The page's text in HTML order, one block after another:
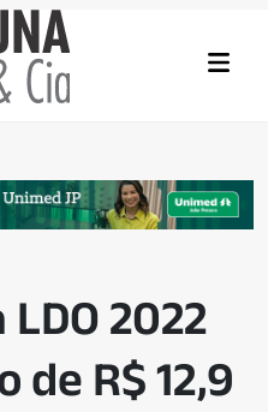
2022
de R$ 12,9